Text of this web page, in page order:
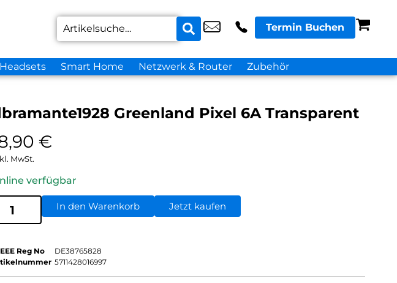
Termin Buchen
Smart Home Netzwerk & Router Zubehör
Greenland Pixel 6A Transparent
€
MwSt.
verfügbar
In den Warenkorb Jetzt kaufen
Reg No
DE38765828
5711428016997